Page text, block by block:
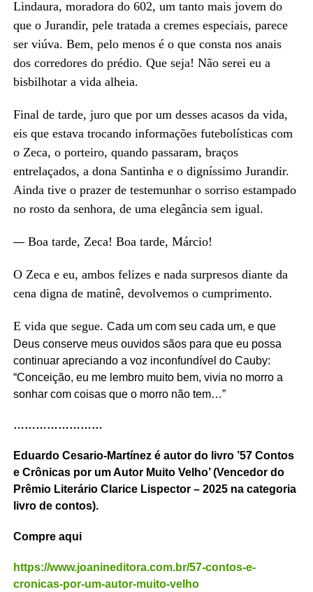
Lindaura, moradora do 602, um tanto mais jovem do
que o Jurandir, pele tratada a cremes especiais, parece
ser viúva. Bem, pelo menos é o que consta nos anais
dos corredores do prédio. Que seja! Não serei eu a
bisbilhotar a vida alheia.
Final de tarde, juro que por um desses acasos da vida,
eis que estava trocando informações futebolísticas com
o Zeca, o porteiro, quando passaram, braços
entrelaçados, a dona Santinha e o digníssimo Jurandir.
Ainda tive o prazer de testemunhar o sorriso estampado
no rosto da senhora, de uma elegância sem igual.
—Boa tarde, Zeca! Boa tarde, Márcio!
O Zeca e eu, ambos felizes e nada surpresos diante da
cena digna de matinê, devolvemos o cumprimento.
E vida que segue. Cada um com seu cada um, e que
Deus conserve meus ouvidos sãos para que eu possa
continuar apreciando a voz inconfundível do Cauby:
“Conceição, eu me lembro muito bem, vivia no morro a
sonhar com coisas que o morro não tem…”
……………………
Eduardo Cesario-Martínez é autor do livro ’57 Contos
e Crônicas por um Autor Muito Velho’ (Vencedor do
Prêmio Literário Clarice Lispector – 2025 na categoria
livro de contos).
Compre aqui
https://www.joanineditora.com.br/57-contos-e-
cronicas-por-um-autor-muito-velho